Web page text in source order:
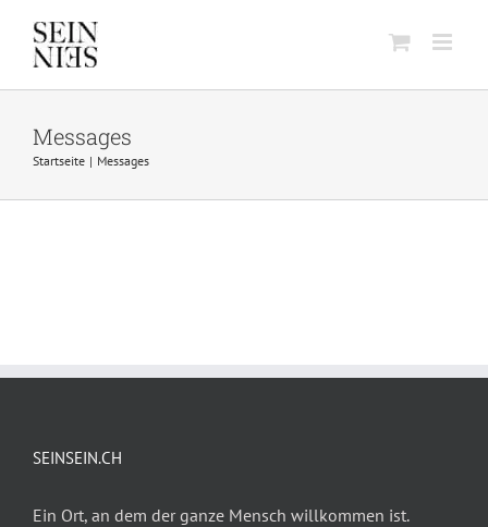
content
Messages
Startseite Messages
SEINSEIN.CH
Ein Ort, an dem der ganze Mensch willkommen ist.